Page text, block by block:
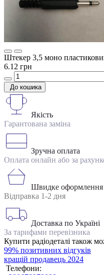
Штекер 3,5 моно
6.12 грн
До кошика
Якість
Гарантована заміна
Зручна оплата
Оплата онлайн або за
Швидке оформлення
Відправка 1-2 дня
Доставка по Україні
За тарифами перевізника
Купити радіодеталі також
99% позитивних відгуків
кращій продавець 2024
Телефони: